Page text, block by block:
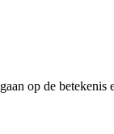
op de betekenis